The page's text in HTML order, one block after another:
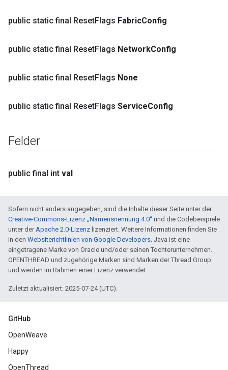
public static final ResetFlags FabricConfig
public static final ResetFlags NetworkConfig
public static final ResetFlags None
public static final ResetFlags ServiceConfig
Felder
public final int val
Sofern nicht anders angegeben, sind die Inhalte dieser Seite unter der
Creative-Commons-Lizenz „Namensnennung 4.0“ und die Codebeispiele
unter derApache 2.0-Lizenz lizenziert. Weitere Informationen finden Sie
in den Websiterichtlinien von Google Developers. Java ist eine
eingetragene Marke von Oracle und/oder seinen Tochterunternehmen.
OPENTHREAD und zugehörige Marken sind Marken der Thread Group
und werden im Rahmen einer Lizenz verwendet.
Zuletzt aktualisiert: 2025-07-24 (UTC).
GitHub
OpenWeave
Happy
OpenThread